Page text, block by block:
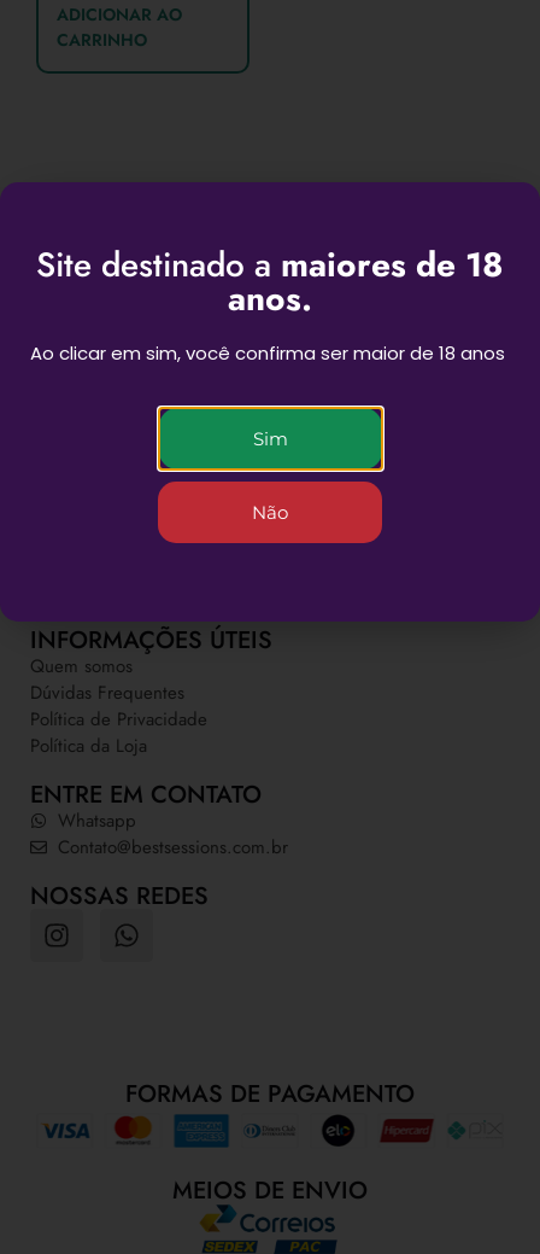
ADICIONAR AO
CARRINHO
BEST SESSIONS
INFORMAÇÕES ÚTEIS
Quem somos
Dúvidas Frequentes
Política de Privacidade
Política da Loja
ENTRE EM CONTATO
Whatsapp
Contato@bestsessions.com.br
NOSSAS REDES
FORMAS DE PAGAMENTO
MEIOS DE ENVIO
Site destinado a maiores de 18
anos.
Ao clicar em sim, você confirma ser maior de 18 anos
Sim
Não